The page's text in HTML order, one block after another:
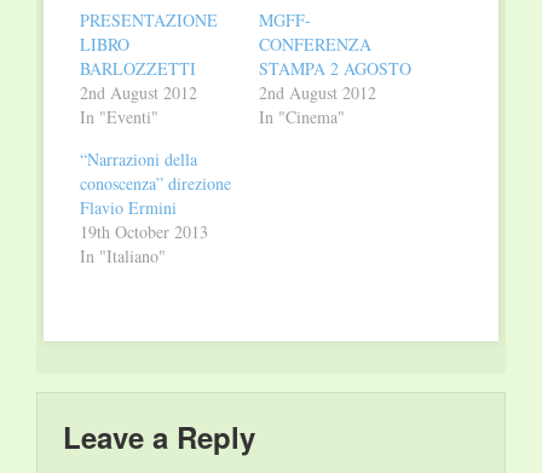
PRESENTAZIONE
LIBRO
BARLOZZETTI
2nd August 2012
In "Eventi"
MGFF-
CONFERENZA
STAMPA 2 AGOSTO
2nd August 2012
In "Cinema"
“Narrazioni della
conoscenza” direzione
Flavio Ermini
19th October 2013
In "Italiano"
Leave a Reply